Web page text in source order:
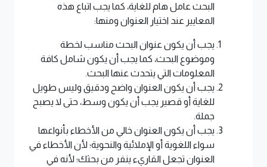
البحث عامل هام للغاية، كما يجب اتباع هذه
المعايير عند اختيار العنوان ومنها:
يجب أن يكون عنوان البحث مناسب لخطة
وموضوع البحث، كما يجب أن يكون شامل كافة
المعلومات التي يتحدث عنها البحث.
يجب أن يكون العنوان واضح ودقيق وليس طويل
للغاية أو قصير يجب أن يكون وسط، حتى لا يصبح
جملة.
يجب أن يكون العنوان خالي من الأخطاء بأنواعها
سواء اللغوية أو الإملائية والنحوية؛ لأن الأخطاء في
العنوان تجعل القاريء ينفر من بحثك؛ لأنه في